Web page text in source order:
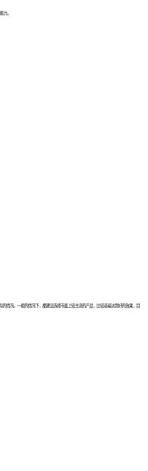
力。
情况。一般的情况下，都建议选择市面上较主流的产品，比较容易达到好的效果，目